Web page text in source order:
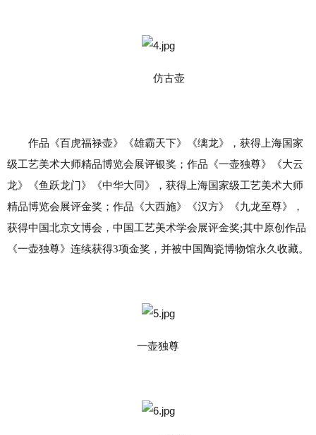
仿古壶
作品《百虎福禄壶》《雄霸天下》《缡龙》，获得上海国家
级工艺美术大师精品博览会展评银奖；作品《一壶独尊》《大云
龙》《鱼跃龙门》《中华大同》，获得上海国家级工艺美术大师
精品博览会展评金奖；作品《大西施》《汉方》《九龙至尊》，
获得中国北京文博会，中国工艺美术学会展评金奖;其中原创作品
《一壶独尊》连续获得3项金奖，并被中国陶瓷博物馆永久收藏。
一壶独尊